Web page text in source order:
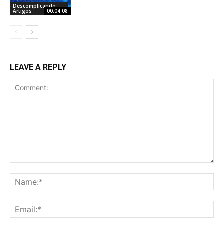
Descomplicando
Artigos 00:04:08
LEAVE A REPLY